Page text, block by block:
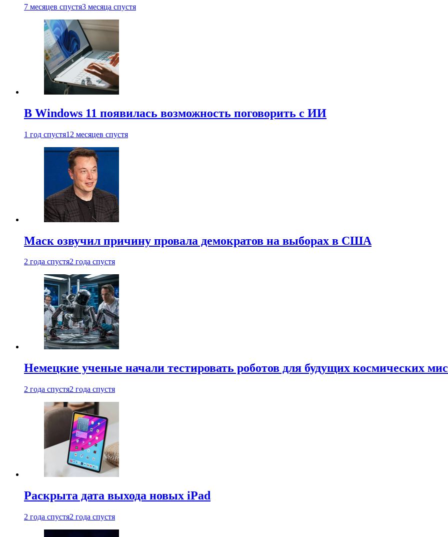
7 месяцев спустя3 месяца спустя
В Windows 11 появилась возможность поговорить с ИИ
1 год спустя12 месяцев спустя
Маск озвучил причину провала демократов на выборах в США
2 года спустя2 года спустя
Немецкие ученые начали тестировать роботов для будущих космических
2 года спустя2 года спустя
Раскрыта дата выхода новых iPad
2 года спустя2 года спустя